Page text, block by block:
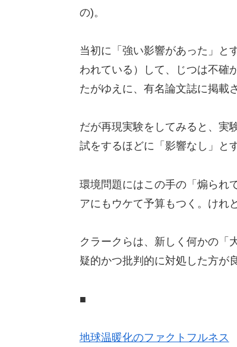
の)。
当初に「強い影響があった」と
われている）して、じつは不確
たがゆえに、有名論文誌に掲載
だが再現実験をしてみると、実
試をするほどに「影響なし」と
環境問題にはこの手の「煽られ
アにもウケて予算もつく。けれ
クラークらは、新しく何かの「
疑的かつ批判的に対処した方が
■
地球温暖化のファクトフルネス